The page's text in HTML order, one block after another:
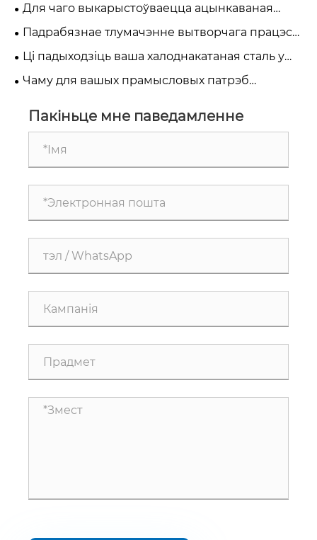
Для чаго выкарыстоўваецца ацынкаваная
сталёвая шпулька?
Падрабязнае тлумачэнне вытворчага працэсу
каляровай пакрыцця сталёвай шпулькі
Ці падыходзіць ваша халоднакатаная сталь у
рулонах для глыбокай выцяжкі або простай
Чаму для вашых прамысловых патрэб
Пакіньце мне паведамленне